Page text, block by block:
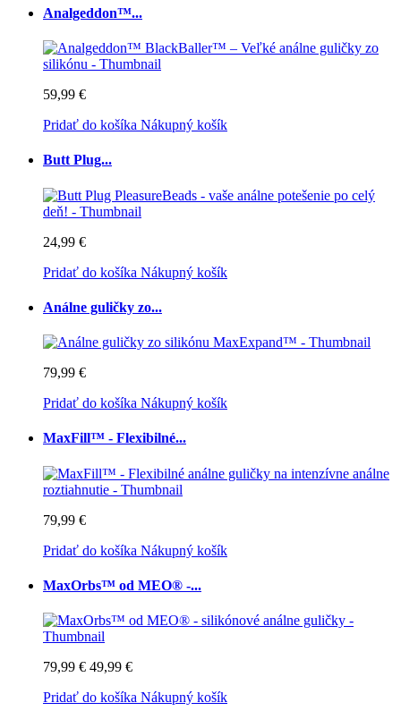
Analgeddon™...
59,99 €
Pridať do košíka Nákupný košík
Butt Plug...
24,99 €
Pridať do košíka Nákupný košík
Análne guličky zo...
79,99 €
Pridať do košíka Nákupný košík
MaxFill™ - Flexibilné...
79,99 €
Pridať do košíka Nákupný košík
MaxOrbs™ od MEO® -...
79,99 € 49,99 €
Pridať do košíka Nákupný košík